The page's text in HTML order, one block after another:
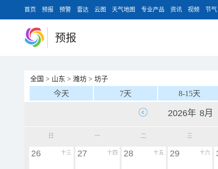
首页 预报 预警 雷达 云图 天气地图 专业产品 资讯 视频 节气
预报
全国 > 山东 > 潍坊 > 坊子
今天 7天 8-15天
日 一 二 三
十三
26 十四
27 十五
28 十六
29